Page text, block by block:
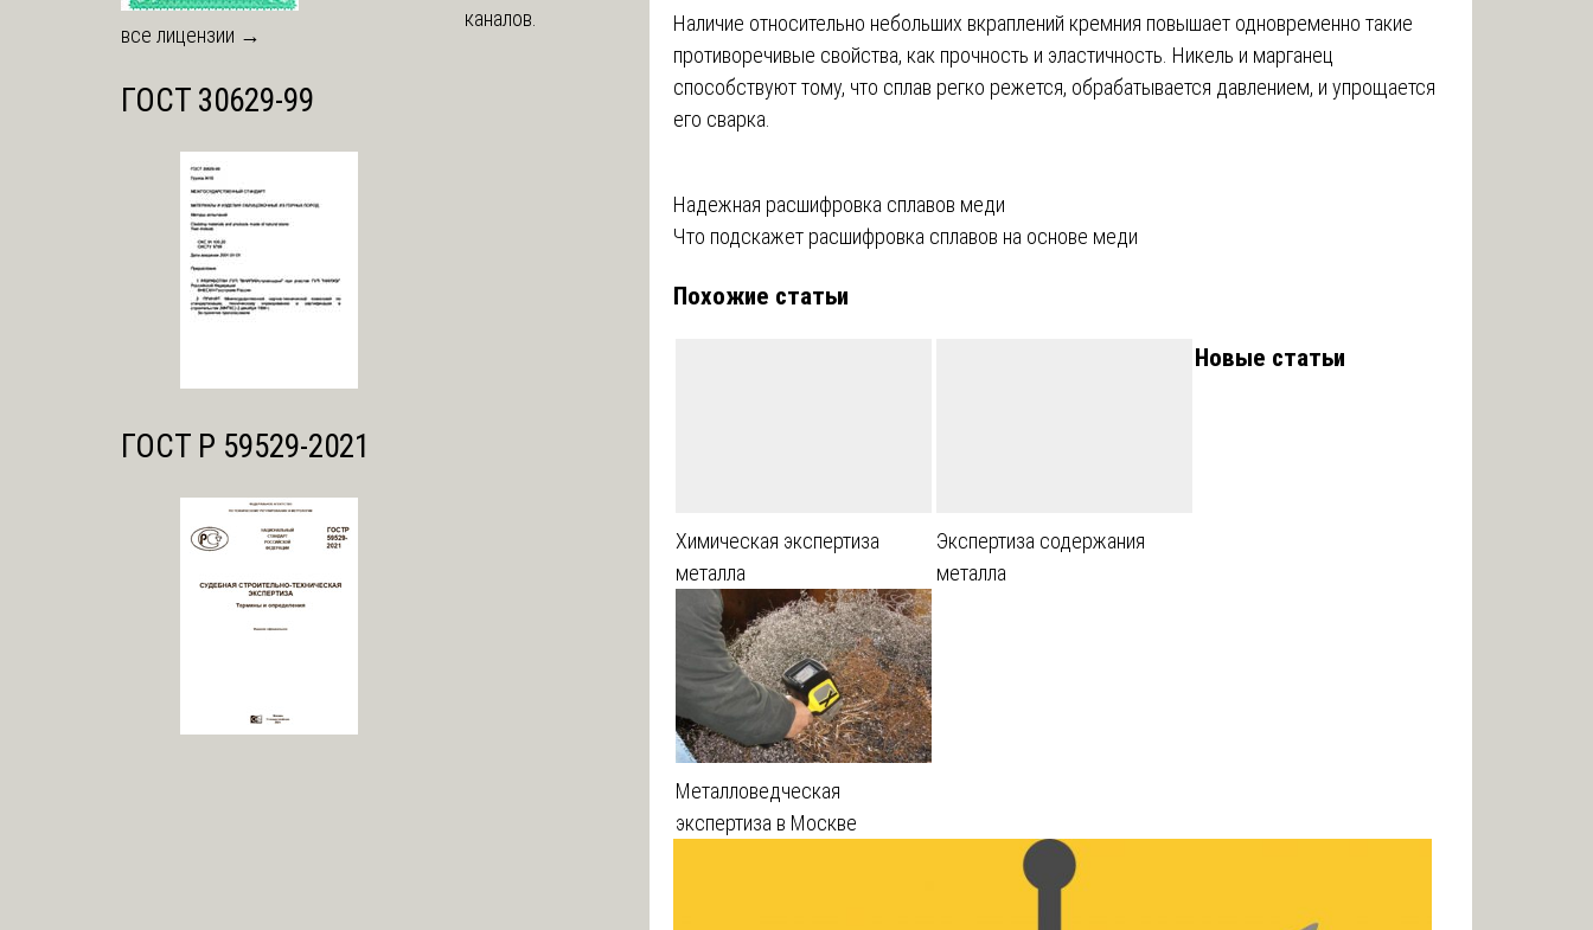
Наличие относительно небольших вкраплений кремния повышает одновременно такие
противоречивые свойства, как прочность и эластичность. Никель и марганец
способствуют тому, что сплав регко режется, обрабатывается давлением, и упрощается
его сварка.
Навигация
записям
Надежная расшифровка сплавов меди
Что подскажет расшифровка сплавов на основе меди
Похожие статьи
Химическая экспертиза
металла
Экспертиза содержания
металла
Металловедческая
экспертиза в Москве
Новые статьи
все лицензии →
ГОСТ 30629-99
ГОСТ Р 59529-2021
каналов.